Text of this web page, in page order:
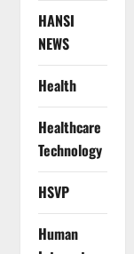
HANSI
NEWS
Health
Healthcare
Technology
HSVP
Human